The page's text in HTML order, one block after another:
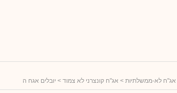
אג"ח לא-ממשלתיות > אג"ח קונצרני לא צמוד > יובלים אגח ה